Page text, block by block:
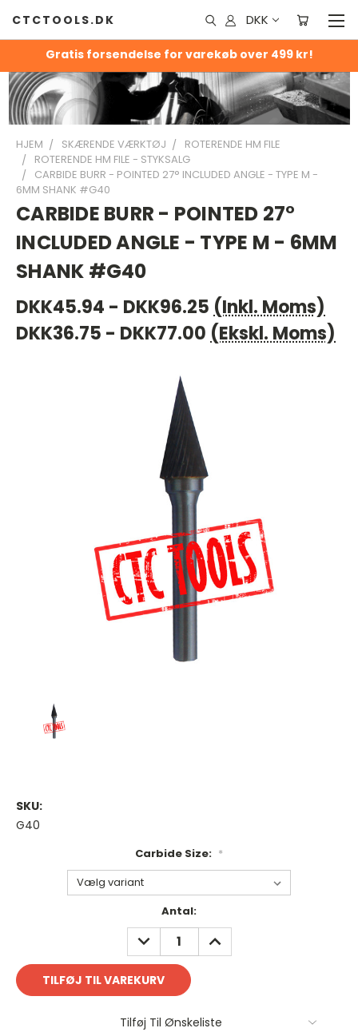
Gratis forsendelse for varekøb over 499 kr!
CTCTOOLS.DK DKK
HJEM SKÆRENDE VÆRKTØJ
ROTERENDE HM FILE
ROTERENDE HM FILE - STYKSALG
CARBIDE BURR - POINTED 27° INCLUDED ANGLE - TYPE M -
6MM SHANK #G40
CARBIDE BURR - POINTED 27°
INCLUDED ANGLE - TYPE M - 6MM
SHANK #G40
DKK45.94 - DKK96.25 (Inkl. Moms)
DKK36.75 - DKK77.00 (Ekskl. Moms)
SKU:
G40
Carbide Size: *
Antal:
REDUCER
ANTAL:
FORØG
ANTAL:
Tilføj Til Ønskeliste